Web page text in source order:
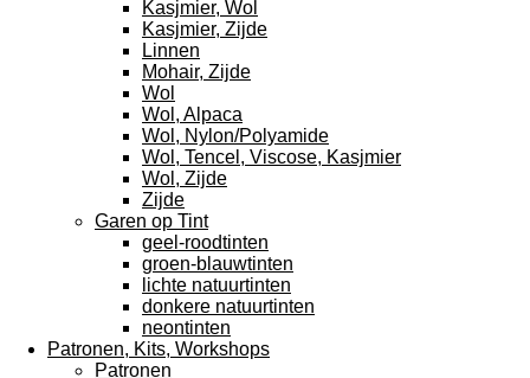
Kasjmier, Wol
Kasjmier, Zijde
Linnen
Mohair, Zijde
Wol
Wol, Alpaca
Wol, Nylon/Polyamide
Wol, Tencel, Viscose, Kasjmier
Wol, Zijde
Zijde
Garen op Tint
geel-roodtinten
groen-blauwtinten
lichte natuurtinten
donkere natuurtinten
neontinten
Patronen, Kits, Workshops
Patronen